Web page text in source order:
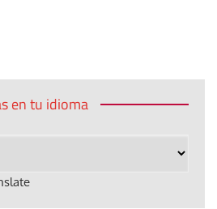
en tu idioma